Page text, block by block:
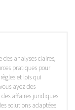
analyses claires,
pratiques pour
et lois qui
ayez des
affaires juridiques
solutions adaptées